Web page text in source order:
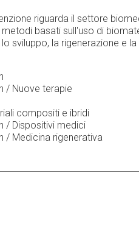
riguarda il settore
basati sull'uso di
sviluppo, la rigenerazione e
/ Nuove terapie
compositi e ibridi
/ Dispositivi medici
/ Medicina rigenerativa